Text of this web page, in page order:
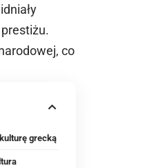
co
grecką